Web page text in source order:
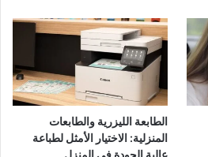
الطابعة الليزرية والطابعات
المنزلية: الاختيار الأمثل لطباعة
عالية الجودة في المنزل